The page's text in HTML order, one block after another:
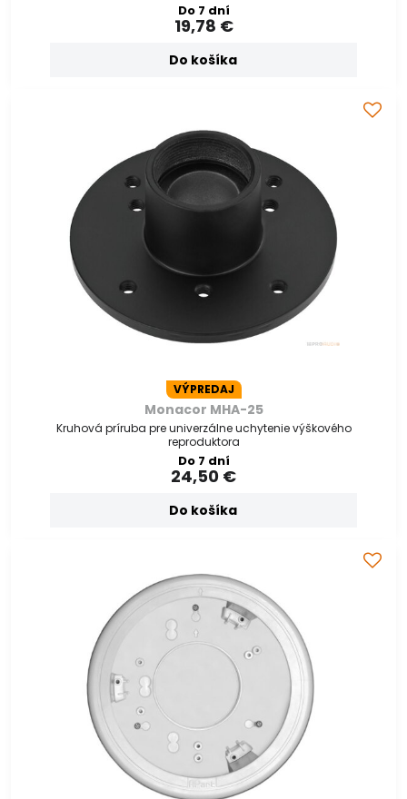
Do 7 dní
19,78 €
Do košíka
VÝPREDAJ
Monacor MHA-25
Kruhová príruba pre univerzálne uchytenie výškového
reproduktora
Do 7 dní
24,50 €
Do košíka